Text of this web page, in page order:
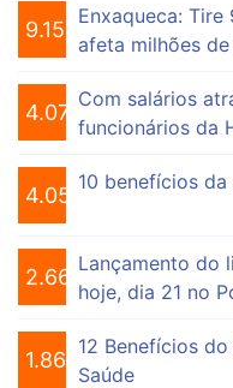
9.159
Enxaqueca:
afeta milhões
4.076
Com salários
funcionários da
4.056
10 benefícios
2.662
Lançamento do
hoje, dia 21 no
1.864
12 Benefícios
Saúde